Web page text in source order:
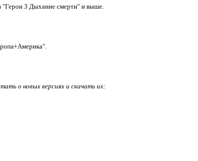
"Герои 3 Дыхание смерти" и выше.
о новых версиях и скачать их: